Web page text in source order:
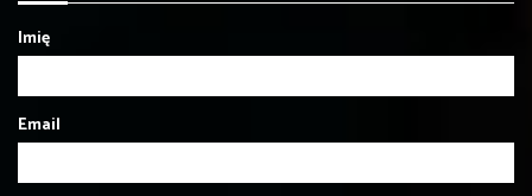
Imię
Email